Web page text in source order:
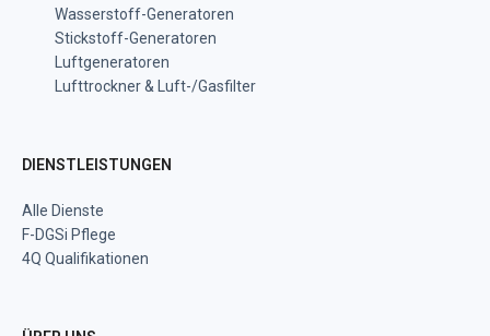
Wasserstoff-Generatoren
Stickstoff-Generatoren
Luftgeneratoren
Lufttrockner & Luft-/Gasfilter
DIENSTLEISTUNGEN
Alle Dienste
F-DGSi Pflege
4Q Qualifikationen